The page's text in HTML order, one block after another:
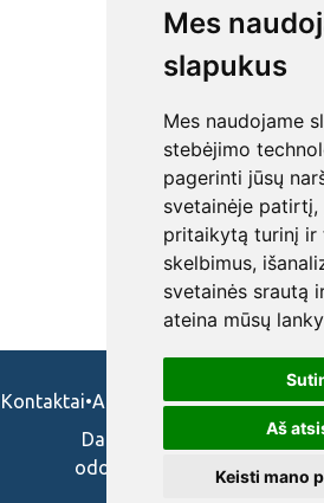
Mes
slapukus
Mes naudojame
stebėjimo
pagerinti jūsų
svetainėje
pritaikytą turinį ir
skelbimus,
svetainės srautą
ateina mūsų
Aš
Keisti mano
Kontaktai•Apie mus•Naudojimosi
Darbo skelbimai ir
odontologams,